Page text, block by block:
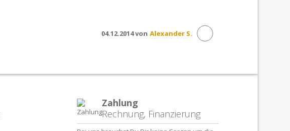
Alexander S.
04.12.2014 von
Zahlung
Rechnung, Finanzierung